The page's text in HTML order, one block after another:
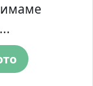
имаме